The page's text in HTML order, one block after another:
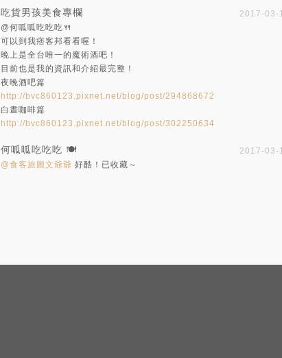
吃貨男孩美食專欄
2017-03-
@何呱呱吃吃吃🍴
可以到我痞客邦看看喔！
晚上是全台唯一的魔術酒吧！
目前也是我的資訊和介紹最完整！
夜晚酒吧篇
http://bvc860123.pixnet.net/blog/post/294868672
白晝咖啡篇
http://bvc860123.pixnet.net/blog/post/302250634
何呱呱吃吃吃 🍽️
2017-03-
@食客旅圖文爺爺 好酷！已收藏～